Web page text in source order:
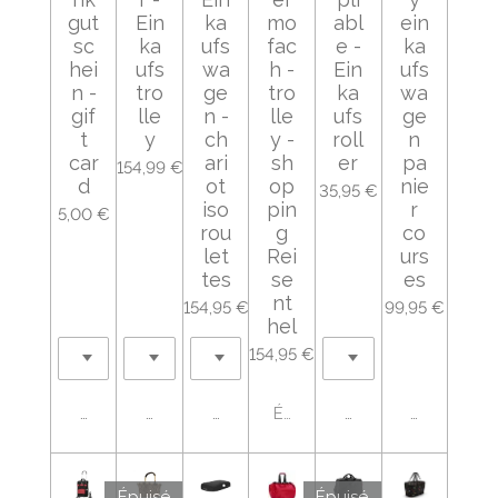
gut
sc
hei
n -
gif
t
car
d
5,00 €
Ajouter au panier
Ein
ka
ufs
tro
lle
y
154,99 €
Ajouter au panier
ka
ufs
wa
ge
n -
ch
ari
ot
iso
rou
let
tes
154,95 €
Ajouter au panier
mo
fac
h -
tro
lle
y -
sh
op
pin
g
Rei
se
nt
hel
154,95 €
Épuisé
abl
e -
Ein
ka
ufs
roll
er
35,95 €
Ajouter au panier
ein
ka
ufs
wa
ge
n
pa
nie
r
co
urs
es
99,95 €
Ajouter au